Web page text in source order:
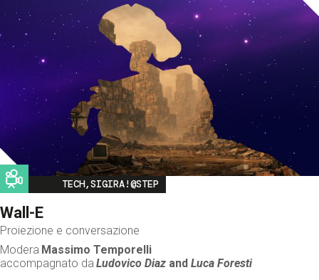
Image
TECH,SIGIRA!@STEP
Wall-E
Proiezione e conversazione
Modera Massimo Temporelli
accompagnato da Ludovico Diaz andLuca Foresti